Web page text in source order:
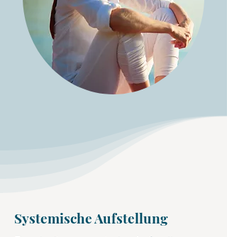
Systemische Aufstellung